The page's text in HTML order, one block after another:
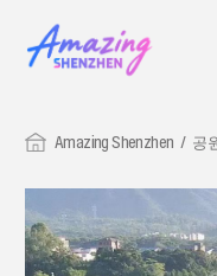
Amazing Shenzhen 공